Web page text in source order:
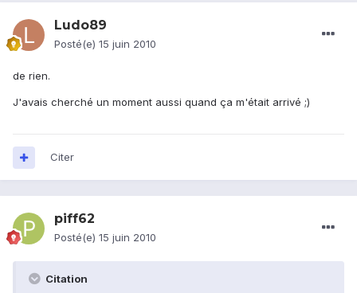
Ludo89
Posté(e) 15 juin 2010
de rien.
J'avais cherché un moment aussi quand ça m'était arrivé ;)
Citer
piff62
Posté(e) 15 juin 2010
Citation